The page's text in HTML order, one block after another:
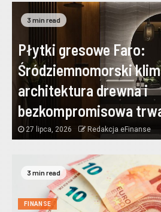
3 min read
Płytki gresowe Faro:
Śródziemnomorski
architektura drewna i
bezkompromisowa
27 lipca, 2026 Redakcja eFinanse
3 min read
FINANSE